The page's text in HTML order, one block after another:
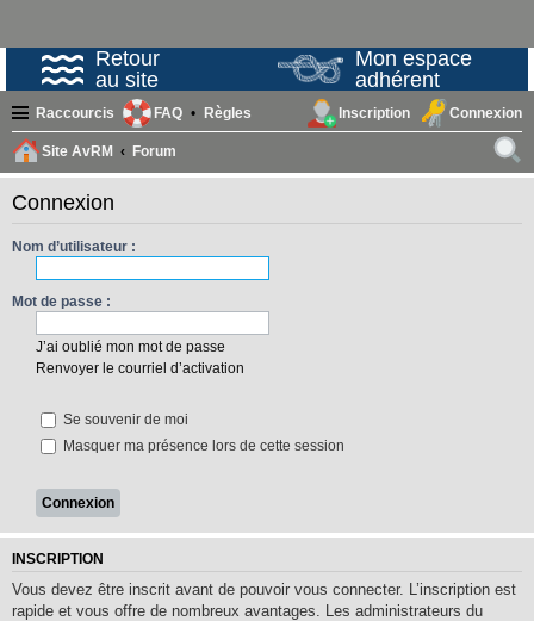
Retour
au site
Mon espace
adhérent
Raccourcis FAQ Règles Connexion
Inscription
Site AvRM
Forum
ech
Connexion
Nom d’utilisateur :
Mot de passe :
J’ai oublié mon mot de passe
Renvoyer le courriel d’activation
Se souvenir de moi
Masquer ma présence lors de cette session
INSCRIPTION
Vous devez être inscrit avant de pouvoir vous connecter. L’inscription est
rapide et vous offre de nombreux avantages. Les administrateurs du